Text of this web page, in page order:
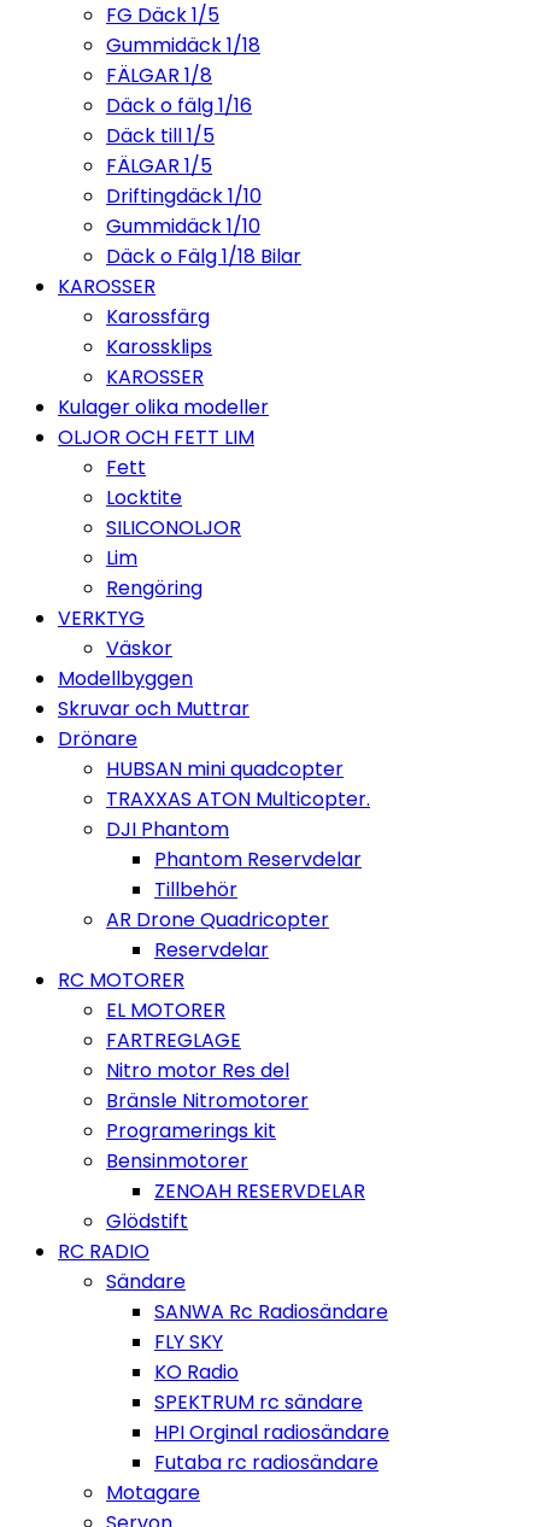
FG Däck 1/5
Gummidäck 1/18
FÄLGAR 1/8
Däck o fälg 1/16
Däck till 1/5
FÄLGAR 1/5
Driftingdäck 1/10
Gummidäck 1/10
Däck o Fälg 1/18 Bilar
KAROSSER
Karossfärg
Karossklips
KAROSSER
Kulager olika modeller
OLJOR OCH FETT LIM
Fett
Locktite
SILICONOLJOR
Lim
Rengöring
VERKTYG
Väskor
Modellbyggen
Skruvar och Muttrar
Drönare
HUBSAN mini quadcopter
TRAXXAS ATON Multicopter.
DJI Phantom
Phantom Reservdelar
Tillbehör
AR Drone Quadricopter
Reservdelar
RC MOTORER
EL MOTORER
FARTREGLAGE
Nitro motor Res del
Bränsle Nitromotorer
Programerings kit
Bensinmotorer
ZENOAH RESERVDELAR
Glödstift
RC RADIO
Sändare
SANWA Rc Radiosändare
FLY SKY
KO Radio
SPEKTRUM rc sändare
HPI Orginal radiosändare
Futaba rc radiosändare
Motagare